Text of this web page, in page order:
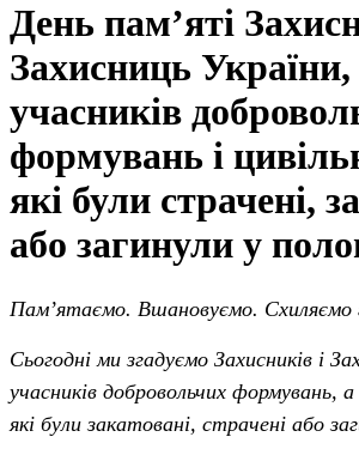
День пам’яті
Захисниць України,
учасників
формувань і
які були страчені,
або загинули у
Пам’ятаємо. Вшановуємо. Схиляємо
Сьогодні ми згадуємо Захисників і
учасників добровольчих формувань,
які були закатовані, страчені або